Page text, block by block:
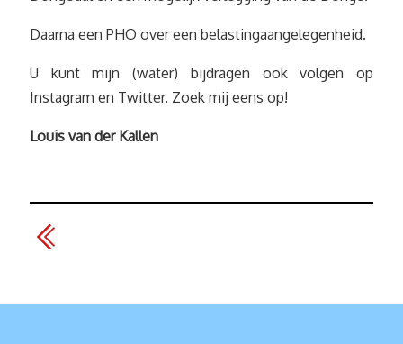
Daarna een PHO over een belastingaangelegenheid.
U kunt mijn (water) bijdragen ook volgen op
Instagram en Twitter. Zoek mij eens op!
Louis van der Kallen